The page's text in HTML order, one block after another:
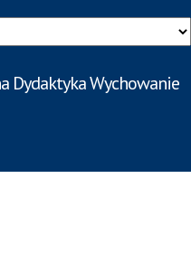
Dydaktyka Wychowanie